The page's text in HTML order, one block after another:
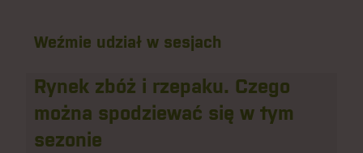
Weźmie udział w sesjach
Rynek zbóż i rzepaku. Czego
można spodziewać się w tym
sezonie